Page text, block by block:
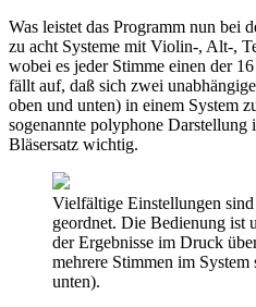
Was leistet das Programm nun bei
zu acht Systeme mit Violin-, Alt-,
wobei es jeder Stimme einen der
fällt auf, daß sich zwei
oben und unten) in einem System
sogenannte polyphone
Bläsersatz wichtig.
Vielfältige Einstellungen
geordnet. Die Bedienung ist
der Ergebnisse im Druck
mehrere Stimmen im System
unten).